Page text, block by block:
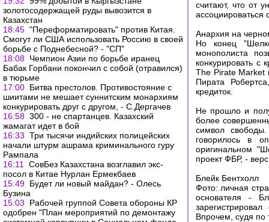
золотосодержащей руды вывозится в
Казахстан
18:45 "Переформатировать" против Китая.
Смогут ли США использовать Россию в своей
борьбе с Поднебесной? - "СП"
18:08 Чемпион Азии по борьбе иранец
Бабак Горбани покончил с собой (отравился)
в тюрьме
17:00 Битва престолов. Противостояние с
шиитами не мешает суннитским монархиям
конкурировать друг с другом, - С.Дергачев
16:58 300 - не спартанцев. Казахский
жамагат идет в бой
16:33 Три тысячи индийских полицейских
начали штурм ашрама криминального гуру
Рампала
16:11
СовБез Казахстана возглавил экс-
посол в Китае Нурлан Ермекбаев
15:49 Будет ли новый майдан? - Олесь
Бузина
15:03
Рабочей группой Совета обороны КР
одобрен "План мероприятий по демонтажу
считают, что от
ассоциироваться
Анархия на
Но конец
монополиста
конкурировать с
The Pirate Market
Пирата
кредиток.
Не прошло и
более
символ
говорилось в
оригинальном
проект ФБР, -
Блейк Бентхолл
Фото: личная
основателя -
Впрочем, судя по